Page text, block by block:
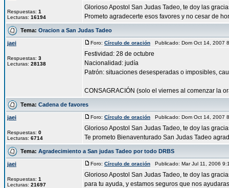
Respuestas: 1
Lecturas: 16194
Glorioso Apostol San Judas Tadeo, te doy las
Prometo agradecerte esos favores y no cesar de
Tema: Oracion a San Judas Tadeo
jaei
Respuestas: 3
Lecturas: 28138
Foro: Círculo de oración Publicado: Dom Oct 14,
Festividad: 28 de octubre
Nacionalidad: judía
Patrón: situaciones desesperadas o imposibles,
CONSAGRACIÓN (solo el viernes al comenzar la
Tema: Cadena de favores
jaei
Respuestas: 0
Lecturas: 6714
Foro: Círculo de oración Publicado: Dom Oct 14, 2007
Glorioso Apostol San Judas Tadeo, te doy las
Te prometo Bienaventurado San Judas Tadeo
Tema: Agradecimiento a San judas Tadeo por todo DRBS
jaei
Respuestas: 1
Lecturas: 21697
Foro: Círculo de oración Publicado: Mar Jul 11, 2006
Glorioso Apostol San Judas Tadeo, te doy las
para tu ayuda, y estamos seguros que nos